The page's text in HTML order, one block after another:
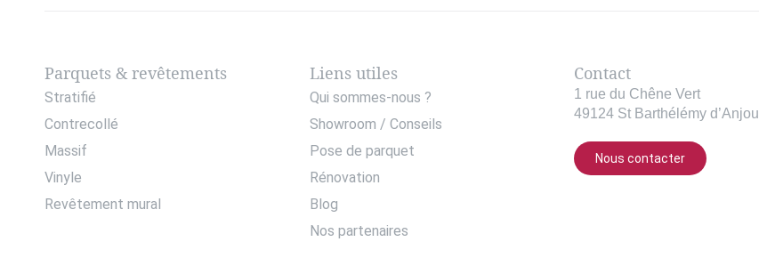
Parquets & revêtements
Stratifié
Contrecollé
Massif
Vinyle
Revêtement mural
Liens utiles
Qui sommes-nous ?
Showroom / Conseils
Pose de parquet
Rénovation
Blog
Nos partenaires
Contact
1 rue du Chêne Vert
49124 St Barthélémy d’Anjou
Nous contacter